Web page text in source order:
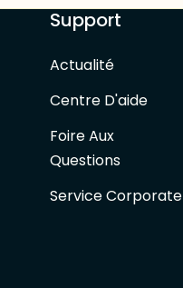
Support
Actualité
Centre D'aide
Foire Aux
Questions
Service Corporate